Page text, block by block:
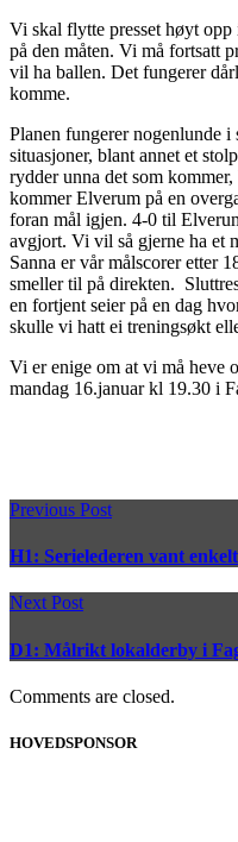
Vi skal flytte presset høyt opp
på den måten. Vi må fortsatt
vil ha ballen. Det fungerer
komme.
Planen fungerer nogenlunde
situasjoner, blant annet et
rydder unna det som
kommer Elverum på en
foran mål igjen. 4-0 til
avgjort. Vi vil så gjerne ha et
Sanna er vår målscorer etter
smeller til på direkten.
en fortjent seier på en dag
skulle vi hatt ei treningsøkt
Vi er enige om at vi må heve
mandag 16.januar kl 19.30 i
Previous Post
H1: Serielederen vant
Next Post
D1: Målrikt lokalderby i
Comments are closed.
HOVEDSPONSOR